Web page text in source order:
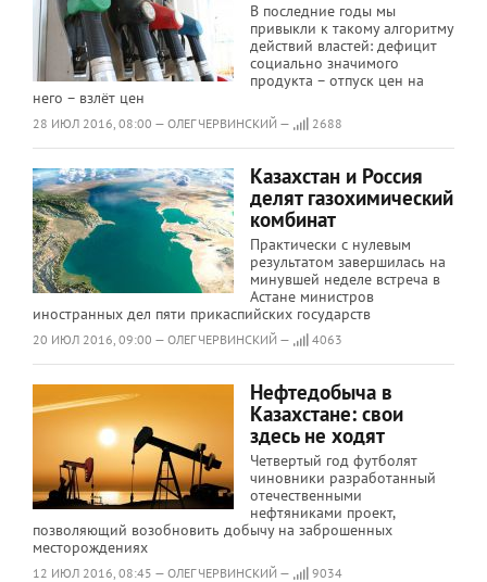
В последние годы мы
привыкли к такому алгоритму
действий властей: дефицит
социально значимого
продукта – отпуск цен на
него – взлёт цен
28 ИЮЛ 2016, 08:00 — ОЛЕГ ЧЕРВИНСКИЙ — 2688
Казахстан и Россия
делят газохимический
комбинат
Практически с нулевым
результатом завершилась на
минувшей неделе встреча в
Астане министров
иностранных дел пяти прикаспийских государств
20 ИЮЛ 2016, 09:00 — ОЛЕГ ЧЕРВИНСКИЙ — 4063
Нефтедобыча в
Казахстане: свои
здесь не ходят
Четвертый год футболят
чиновники разработанный
отечественными
нефтяниками проект,
позволяющий возобновить добычу на заброшенных
месторождениях
12 ИЮЛ 2016, 08:45 — ОЛЕГ ЧЕРВИНСКИЙ — 9034